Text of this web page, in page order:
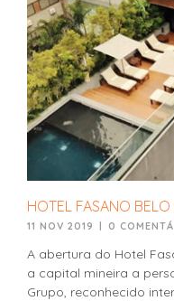
HOTEL FASANO
11 NOV 2019 | 0
A abertura do Hotel
a capital mineira a
Grupo, reconhecido